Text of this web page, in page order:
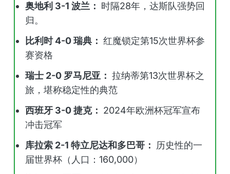
奥地利 3-1 波兰： 时隔28年，达斯队强势回
归。
比利时 4-0 瑞典： 红魔锁定第15次世界杯参
赛资格
瑞士 2-0 罗马尼亚： 拉纳蒂第13次世界杯之
旅，堪称稳定性的典范
西班牙 3-0 捷克： 2024年欧洲杯冠军宣布
冲击冠军
库拉索 2-1 特立尼达和多巴哥： 历史性的一
届世界杯（人口：160,000）